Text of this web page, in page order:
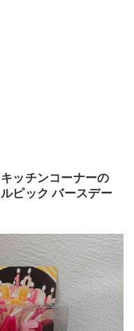
ッチンコーナーの
ピック バースデー